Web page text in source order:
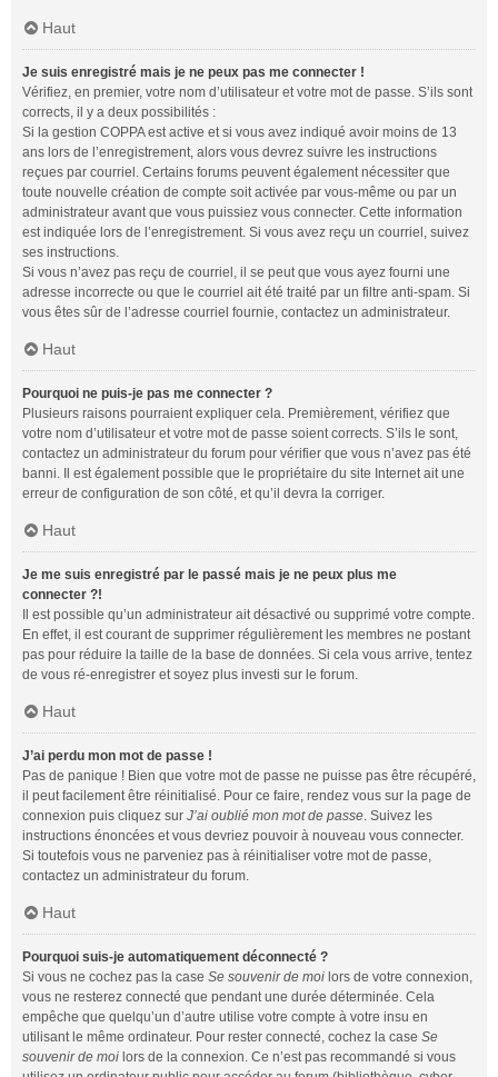
Haut
Je suis enregistré mais je ne peux pas me connecter !
Vérifiez, en premier, votre nom d’utilisateur et votre mot de passe. S’ils sont
corrects, il y a deux possibilités :
Si la gestion COPPA est active et si vous avez indiqué avoir moins de 13
ans lors de l’enregistrement, alors vous devrez suivre les instructions
reçues par courriel. Certains forums peuvent également nécessiter que
toute nouvelle création de compte soit activée par vous-même ou par un
administrateur avant que vous puissiez vous connecter. Cette information
est indiquée lors de l’enregistrement. Si vous avez reçu un courriel, suivez
ses instructions.
Si vous n’avez pas reçu de courriel, il se peut que vous ayez fourni une
adresse incorrecte ou que le courriel ait été traité par un filtre anti-spam. Si
vous êtes sûr de l’adresse courriel fournie, contactez un administrateur.
Haut
Pourquoi ne puis-je pas me connecter ?
Plusieurs raisons pourraient expliquer cela. Premièrement, vérifiez que
votre nom d’utilisateur et votre mot de passe soient corrects. S’ils le sont,
contactez un administrateur du forum pour vérifier que vous n’avez pas été
banni. Il est également possible que le propriétaire du site Internet ait une
erreur de configuration de son côté, et qu’il devra la corriger.
Haut
Je me suis enregistré par le passé mais je ne peux plus me
connecter ?!
Il est possible qu’un administrateur ait désactivé ou supprimé votre compte.
En effet, il est courant de supprimer régulièrement les membres ne postant
pas pour réduire la taille de la base de données. Si cela vous arrive, tentez
de vous ré-enregistrer et soyez plus investi sur le forum.
Haut
J’ai perdu mon mot de passe !
Pas de panique ! Bien que votre mot de passe ne puisse pas être récupéré,
il peut facilement être réinitialisé. Pour ce faire, rendez vous sur la page de
connexion puis cliquez sur J’ai oublié mon mot de passe. Suivez les
instructions énoncées et vous devriez pouvoir à nouveau vous connecter.
Si toutefois vous ne parveniez pas à réinitialiser votre mot de passe,
contactez un administrateur du forum.
Haut
Pourquoi suis-je automatiquement déconnecté ?
Si vous ne cochez pas la case Se souvenir de moi lors de votre connexion,
vous ne resterez connecté que pendant une durée déterminée. Cela
empêche que quelqu’un d’autre utilise votre compte à votre insu en
utilisant le même ordinateur. Pour rester connecté, cochez la case Se
souvenir de moi lors de la connexion. Ce n’est pas recommandé si vous